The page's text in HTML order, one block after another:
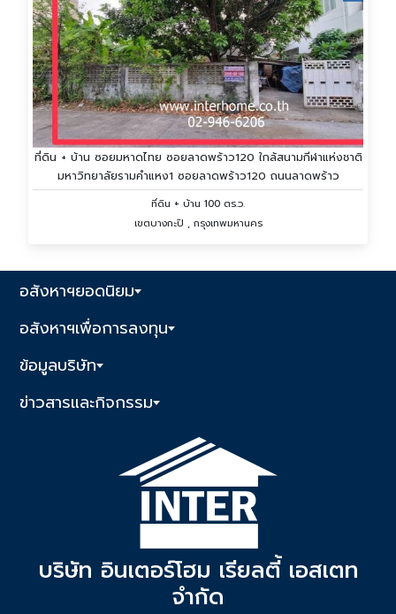
ที่ดิน + บ้าน ซอยมหาดไทย ซอยลาดพร้าว120 ใกล้สนามกีฬาแห่งชาติ
มหาวิทยาลัยรามคำแหง1 ซอยลาดพร้าว120 ถนนลาดพร้าว
ที่ดิน + บ้าน 100 ตร.ว.
เขตบางกะปิ , กรุงเทพมหานคร
อสังหาฯยอดนิยม
อสังหาฯเพื่อการลงทุน
ข้อมูลบริษัท
ข่าวสารและกิจกรรม
บริษัท อินเตอร์โฮม เรียลตี้ เอสเตท
จำกัด